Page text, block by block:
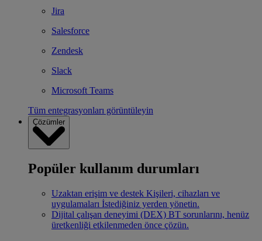
Jira
Salesforce
Zendesk
Slack
Microsoft Teams
Tüm entegrasyonları görüntüleyin
Çözümler
Popüler kullanım durumları
Uzaktan erişim ve destek Kişileri, cihazları ve
uygulamaları İstediğiniz yerden yönetin.
Dijital çalışan deneyimi (DEX) BT sorunlarını, henüz
üretkenliği etkilenmeden önce çözün.